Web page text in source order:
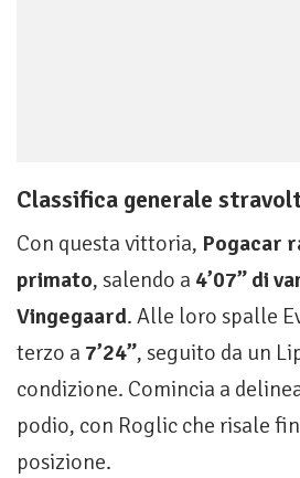
Classifica generale
Con questa vittoria, Pogacar
primato, salendo a 4’07” di
Vingegaard. Alle loro spalle
terzo a 7’24”, seguito da un
condizione. Comincia a
podio, con Roglic che risale
posizione.